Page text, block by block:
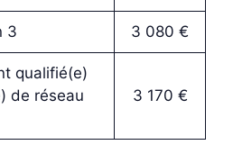
3 3 080 €
qualifié(e)
de réseau
3 170 €